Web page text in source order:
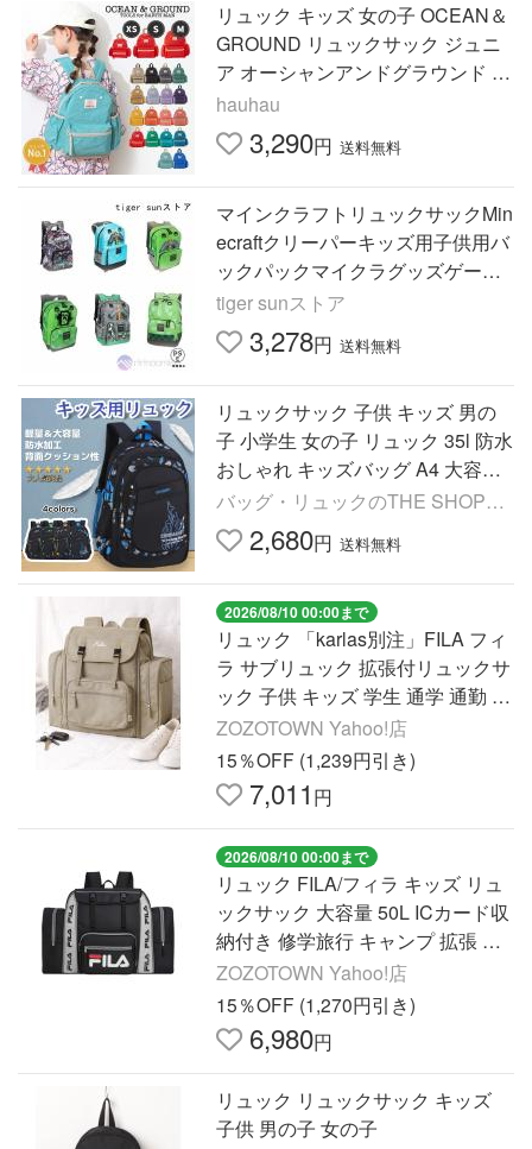
リュック キッズ 女の子 OCEAN＆
GROUND リュックサック ジュニ
ア オーシャンアンドグラウンド 軽
量 大きめ 通園 4525101
hauhau
3,290円 送料無料
マインクラフトリュックサックMin
ecraftクリーパーキッズ用子供用バ
ックパックマイクラグッズゲーム
キャラクターグッズ
tiger sunストア
3,278円 送料無料
リュックサック 子供 キッズ 男の
子 小学生 女の子 リュック 35l 防水
おしゃれ キッズバッグ A4 大容量
軽量 習い事 遠足 塾 アウトドア 撥
水 低学年 高学年
バッグ・リュックのTHE SHOP
MOTO2,680円 送料無料
2026/08/10 00:00まで
リュック 「karlas別注」FILA フィ
ラ サブリュック 拡張付リュックサ
ック 子供 キッズ 学生 通学 通勤 大
容量 筆記体ロゴ キッズ 子供 男の
子 女の子
ZOZOTOWN Yahoo!店
15％OFF (1,239円引き)
7,011 円
2026/08/10 00:00まで
リュック FILA/フィラ キッズ リュ
ックサック 大容量 50L ICカード収
納付き 修学旅行 キャンプ 拡張 バ
ックパック サブリュック キッズ
子供 男の子 女の子
ZOZOTOWN Yahoo!店
15％OFF (1,270円引き)
6,980円
リュック リュックサック キッズ
子供 男の子 女の子